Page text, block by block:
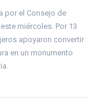
por el Consejo de
miércoles. Por 13
apoyaron convertir
en un monumento